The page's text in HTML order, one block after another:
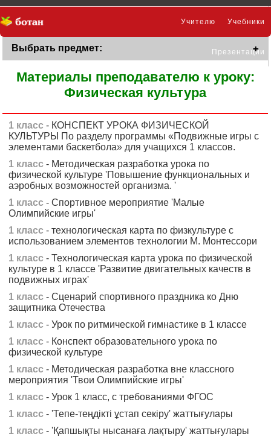
Учебники
Учителю
Презентации
Выбрать предмет:
Материалы преподавателю к уроку:
Физическая культура
1 класс - КОНСПЕКТ УРОКА ФИЗИЧЕСКОЙ
КУЛЬТУРЫ По разделу программы «Подвижные игры с
элементами баскетбола» для учащихся 1 классов.
1 класс - Методическая разработка урока по
физической культуре 'Повышение функциональных и
аэробных возможностей организма. '
1 класс - Спортивное мероприятие 'Малые
Олимпийские игры'
1 класс - технологическая карта по физкультуре с
использованием элементов технологии М. Монтессори
1 класс - Технологическая карта урока по физической
культуре в 1 классе 'Развитие двигательных качеств в
подвижных играх'
1 класс - Сценарий спортивного праздника ко Дню
защитника Отечества
1 класс - Урок по ритмической гимнастике в 1 классе
1 класс - Конспект образовательного урока по
физической культуре
1 класс - Методическая разработка вне классного
мероприятия 'Твои Олимпийские игры'
1 класс - Урок 1 класс, с требованиями ФГОС
1 класс - 'Тепе-теңдікті ұстап секіру' жаттығулары
1 класс - 'Қапшықты нысанаға лақтыру' жаттығулары